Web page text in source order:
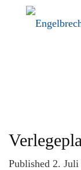
Published 2. Juli